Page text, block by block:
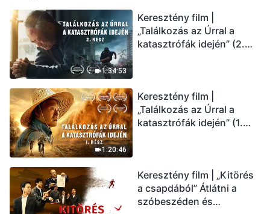
1:34:53
Keresztény film |
„Találkozás az Úrral a
katasztrófák idején” (2.
országába? (Magyar
szinkron)
1:20:46
Keresztény film |
„Találkozás az Úrral a
katasztrófák idején” (1.
Keresztény film | „Kitörés
a csapdából” Átlátni a
szóbeszéden és